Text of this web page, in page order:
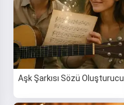
Aşk Şarkısı Sözü Oluşturucu